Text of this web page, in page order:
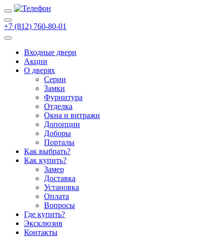
+7 (812) 760-80-01
Входные двери
Акции
О дверях
Cерии
Замки
Фурнитура
Отделка
Окна и витражи
Допопции
Доборы
Порталы
Как выбрать?
Как купить?
Замер
Доставка
Установка
Оплата
Вопросы
Где купить?
Эксклюзив
Контакты